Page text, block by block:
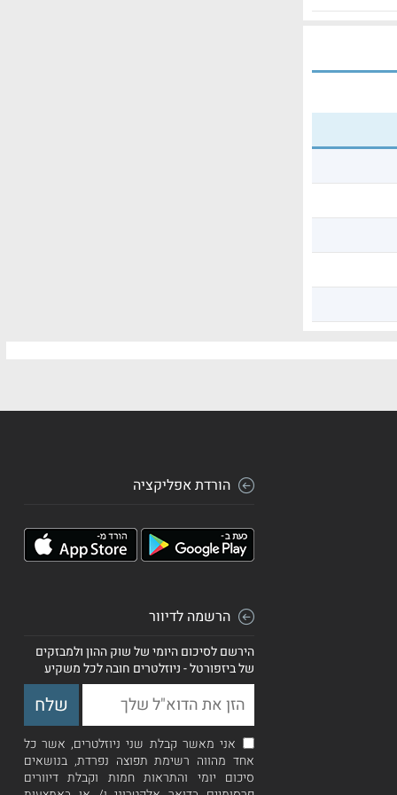
הורדת אפליקציה
הרשמה לדיוור
הירשם לסיכום היומי של שוק ההון ולמבזקים
של ביזפורטל - ניוזלטרים חובה לכל משקיע
אני מאשר קבלת שני ניוזלטרים, אשר כל
אחד מהווה רשימת תפוצה נפרדת, בנושאים
סיכום יומי והתראות חמות וקבלת דיוורים